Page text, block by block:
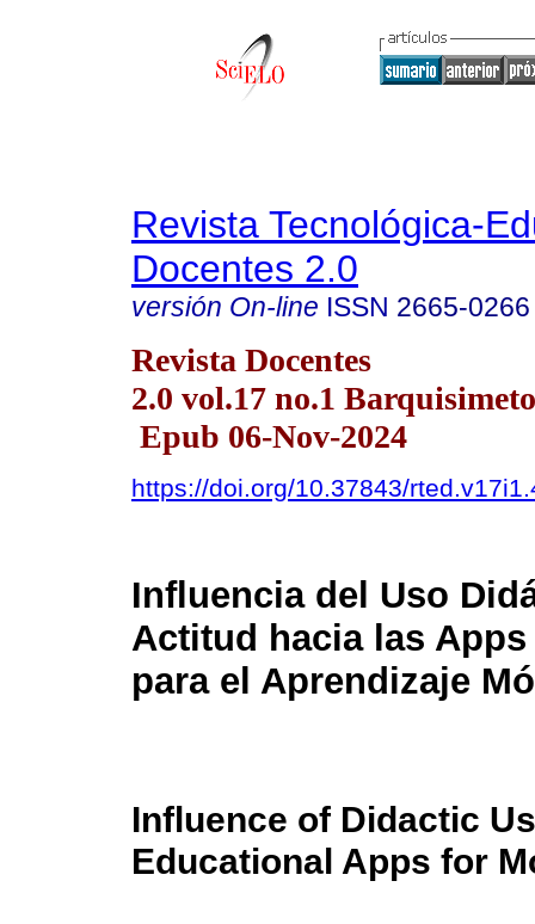
Revista Tecnológica-
Docentes 2.0
versión On-line ISSN 2665-0266
Revista Docentes
2.0 vol.17 no.1
Epub 06-Nov-2024
https://doi.org/10.37843/
Influencia del Uso
Actitud hacia las
para el Aprendizaje
Influence of Didactic
Educational Apps for